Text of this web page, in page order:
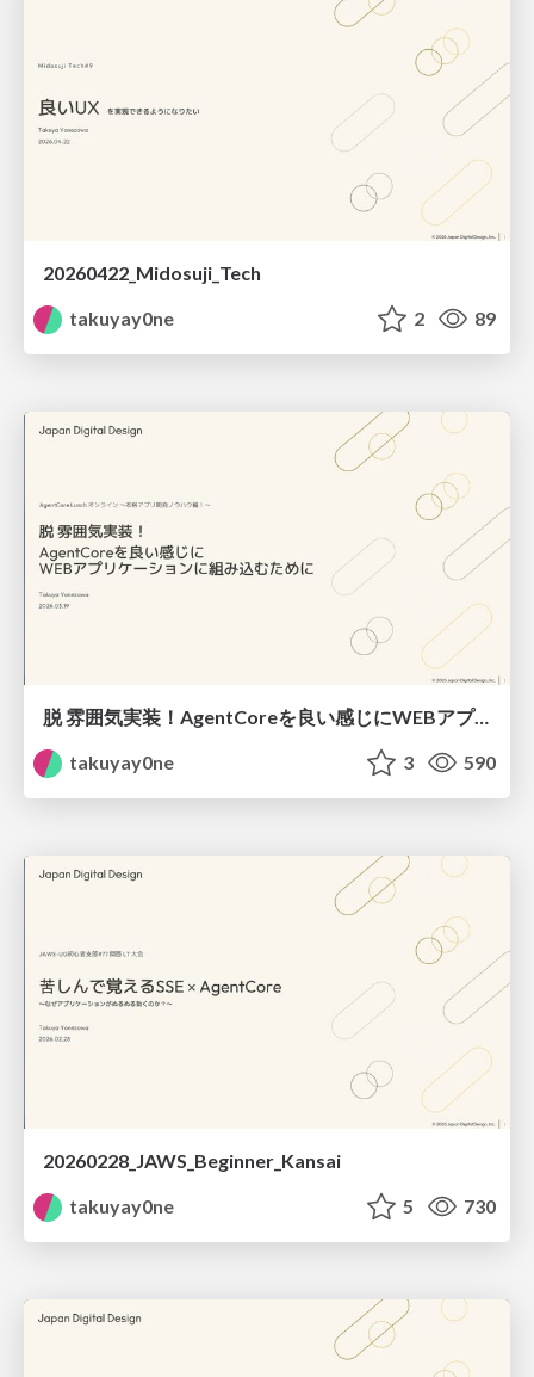
20260422_Midosuji_Tech
takuyay0ne
2 89
脱 雰囲気実装！ AgentCoreを良い感じに WEBアプリケーションに組み込むために
takuyay0ne
3 590
20260228_JAWS_Beginner_Kansai
takuyay0ne
5 730